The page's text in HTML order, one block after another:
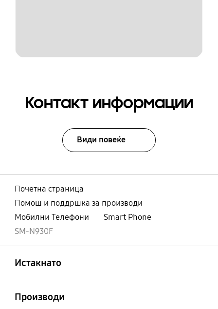
Контакт информации
Види повеќе
Почетна страница
Помош и поддршка за производи
Мобилни Телефони
Smart Phone
SM-N930F
Истакнато
Производи